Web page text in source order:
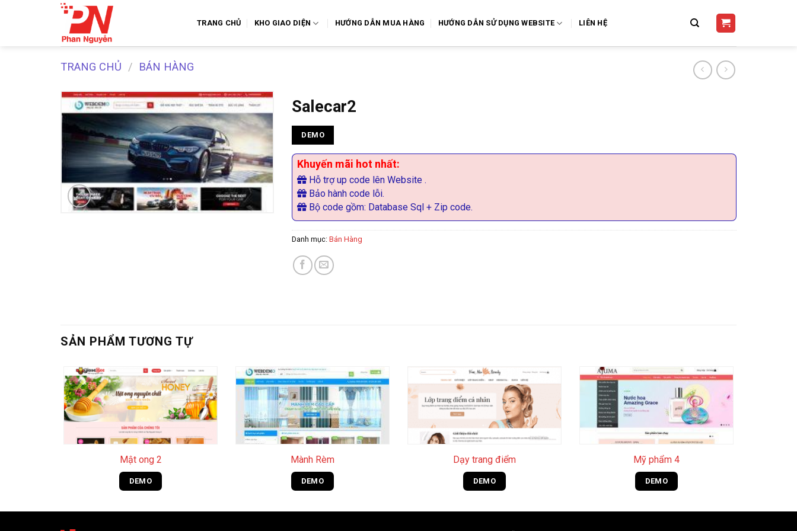
TRANG CHỦ KHO GIAO DIỆN HƯỚNG DẪN MUA HÀNG HƯỚNG DẪN SỬ DỤNG WEBSITE LIÊN HỆ
TRANG CHỦ / BÁN HÀNG
Salecar2
DEMO
Khuyến mãi hot nhất:
Hỗ trợ up code lên Website .
Bảo hành code lỗi.
Bộ code gồm: Database Sql + Zip code.
Danh mục: Bán Hàng
SẢN PHẨM TƯƠNG TỰ
Mật ong 2
DEMO
+
Mành Rèm
DEMO
Dạy trang điểm
DEMO
Mỹ phẩm 4
DEMO